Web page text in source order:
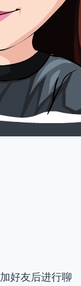
好友后进行聊